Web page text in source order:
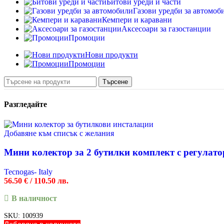
Битови уреди и части
Газови уредби за
Кемпери и каравани
Аксесоари за газостанции
Промоции
Нови продукти
Промоции
Търсене
Разгледайте
Добавяне към списък с желания
Мини колектор за 2 бутилки комплект с
Tecnogas- Italy
56.50 € / 110.50 лв.
В наличност
SKU: 100939